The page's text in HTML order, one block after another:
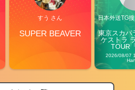
すう さん
SUPER BEAVER
日本外送TG
東京スカパ
ケストラ
TOUR
2026/08/07